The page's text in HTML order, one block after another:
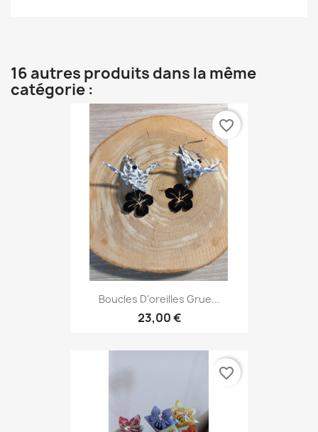
16 autres produits dans la même
catégorie :
Boucles D'oreilles Grue...
23,00 €
favorite_border
favorite_border